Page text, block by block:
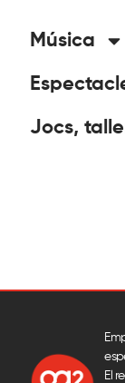
Música
Jocs,
El